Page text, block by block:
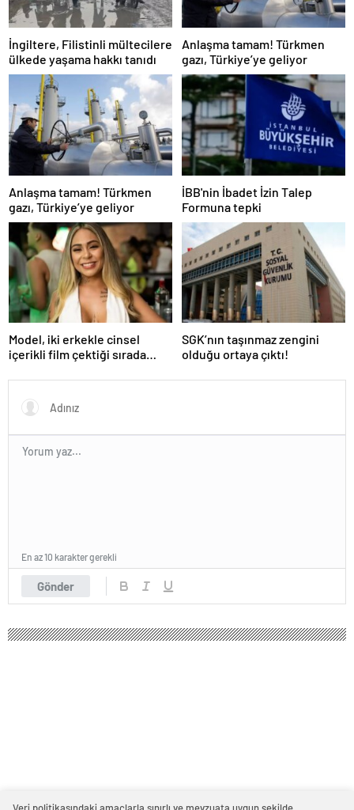
İngiltere, Filistinli mültecilere
ülkede yaşama hakkı tanıdı
Anlaşma tamam! Türkmen
gazı, Türkiye’ye geliyor
Anlaşma tamam! Türkmen
gazı, Türkiye’ye geliyor
İBB'nin İbadet İzin Talep
Formuna tepki
Model, iki erkekle cinsel
içerikli film çektiği sırada
kaybetti
SGK’nın taşınmaz zengini
olduğu ortaya çıktı!
Gönder
En az 10 karakter gerekli